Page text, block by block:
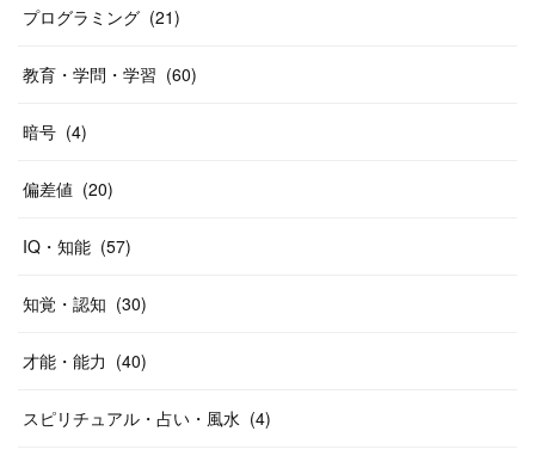
プログラミング (21)
教育・学問・学習 (60)
暗号 (4)
偏差値 (20)
IQ・知能 (57)
知覚・認知 (30)
才能・能力 (40)
スピリチュアル・占い・風水 (4)